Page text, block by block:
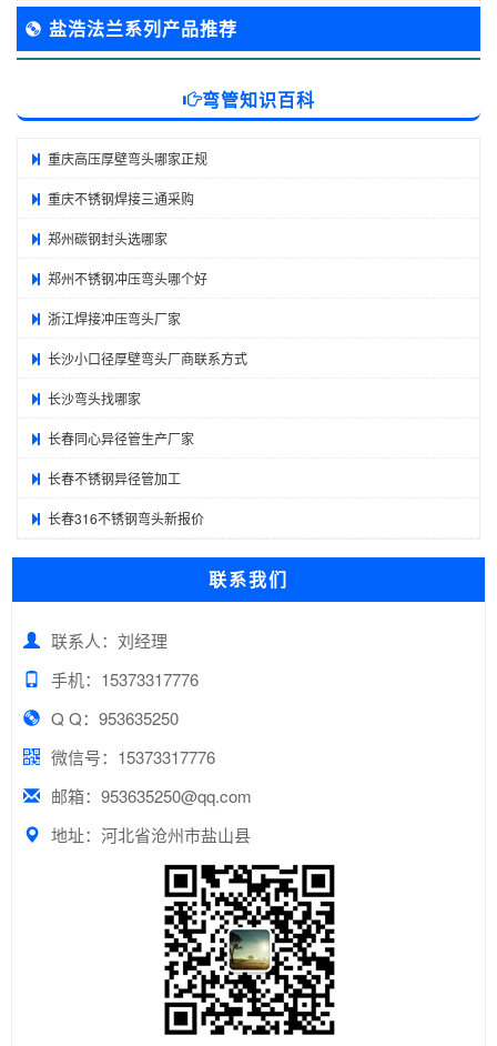
盐浩法兰系列产品推荐
弯管知识百科
重庆高压厚壁弯头哪家正规
重庆不锈钢焊接三通采购
郑州碳钢封头选哪家
郑州不锈钢冲压弯头哪个好
浙江焊接冲压弯头厂家
长沙小口径厚壁弯头厂商联系方式
长沙弯头找哪家
长春同心异径管生产厂家
长春不锈钢异径管加工
长春316不锈钢弯头新报价
联系我们
联系人：刘经理
手机：15373317776
Q Q：953635250
微信号：15373317776
邮箱：953635250@qq.com
地址：河北省沧州市盐山县